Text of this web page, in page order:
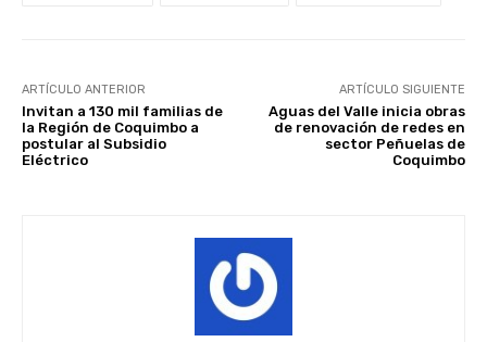
ARTÍCULO ANTERIOR
Invitan a 130 mil familias de
la Región de Coquimbo a
postular al Subsidio
Eléctrico
ARTÍCULO SIGUIENTE
Aguas del Valle inicia obras
de renovación de redes en
sector Peñuelas de
Coquimbo